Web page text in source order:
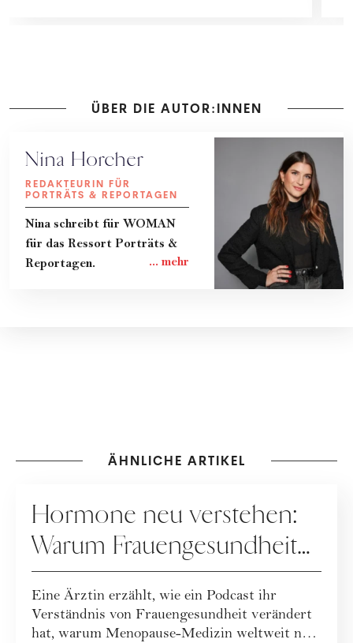
ÜBER DIE AUTOR:INNEN
Nina Horcher
REDAKTEURIN FÜR
PORTRÄTS & REPORTAGEN
Nina schreibt für WOMAN
für das Ressort Porträts &
Reportagen.
ÄHNLICHE ARTIKEL
Hormone neu verstehen:
Warum Frauengesundheit
heute neu gedacht wird
Eine Ärztin erzählt, wie ein Podcast ihr
Verständnis von Frauengesundheit verändert
hat, warum Menopause-Medizin weltweit neu